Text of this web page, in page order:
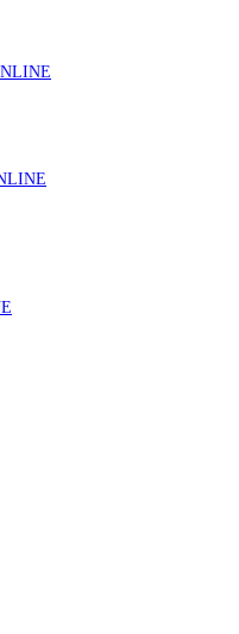
urgência ao tribunal, cada
faz a diferença”
podem ficar sem médico de
registo, alerta associação
doentes com enfarte
de Lp(a), revela estudo
linha no cancro da
em doentes não
(L)1
Cardio – Sintoniza-
da Bayer